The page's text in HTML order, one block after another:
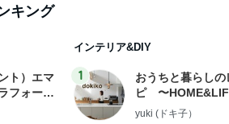
キング
ト）エマ
フォー会
ドライ
インテリア&DIY
1
おうちと暮らしの
ピ 〜
yuki (ドキ子）